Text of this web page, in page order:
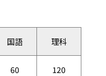
国語 理科
60 120